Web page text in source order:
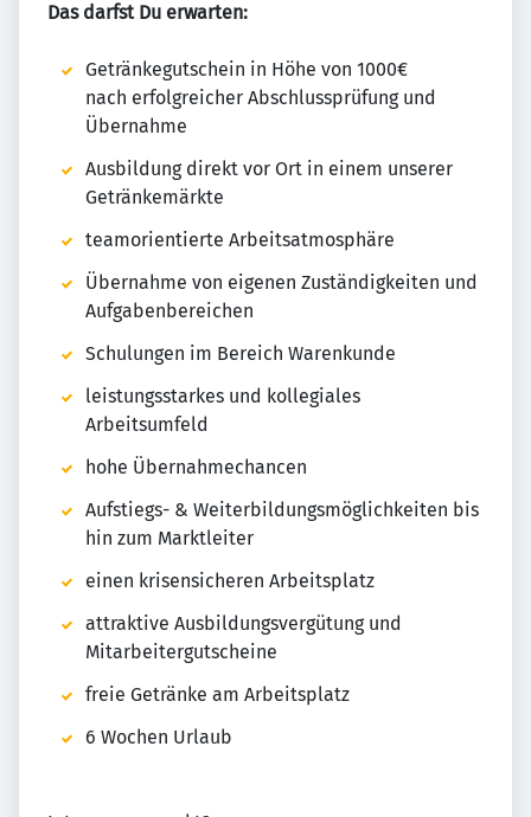
Das darfst Du erwarten:
Getränkegutschein in Höhe von 1000€
nach erfolgreicher Abschlussprüfung und
Übernahme
Ausbildung direkt vor Ort in einem unserer
Getränkemärkte
teamorientierte Arbeitsatmosphäre
Übernahme von eigenen Zuständigkeiten und
Aufgabenbereichen
Schulungen im Bereich Warenkunde
leistungsstarkes und kollegiales
Arbeitsumfeld
hohe Übernahmechancen
Aufstiegs- & Weiterbildungsmöglichkeiten bis
hin zum Marktleiter
einen krisensicheren Arbeitsplatz
attraktive Ausbildungsvergütung und
Mitarbeitergutscheine
freie Getränke am Arbeitsplatz
6 Wochen Urlaub